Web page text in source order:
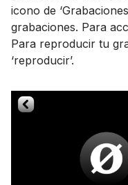
icono de
grabaciones. Para
Para reproducir tu
‘reproducir’.